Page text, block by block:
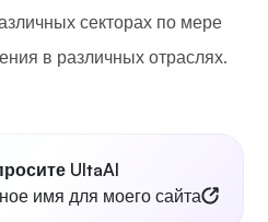
секторах по мере
в различных отраслях.
UltaAI
имя для моего сайта